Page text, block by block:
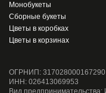
Монобукеты
Сборные букеты
Цветы в коробках
Цветы в корзинах
ОГРНИП: 317028000167290
ИНН: 026413069953
Вид